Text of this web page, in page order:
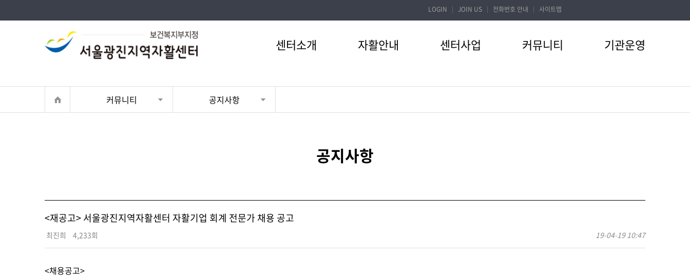
LOGIN JOIN US 전화번호 안내 사이트맵
센터소개 자활안내 센터사업 커뮤니티 기관운영
커뮤니티 공지사항
공지사항
<재공고> 서울광진지역자활센터 자활기업 회계 전문가 채용 공고
최진희 4,233회 19-04-19 10:47
<채용공고>